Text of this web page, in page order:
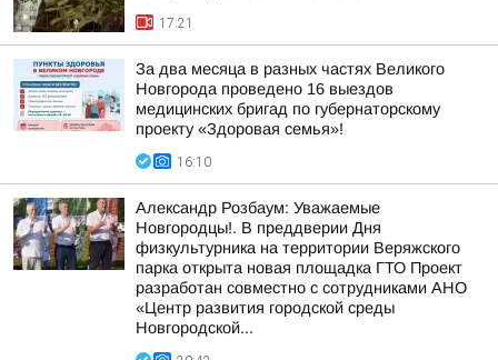
17:21
За два месяца в разных частях Великого
Новгорода проведено 16 выездов
медицинских бригад по губернаторскому
проекту «Здоровая семья»!
16:10
Александр Розбаум: Уважаемые
Новгородцы!. В преддверии Дня
физкультурника на территории Веряжского
парка открыта новая площадка ГТО Проект
разработан совместно с сотрудниками АНО
«Центр развития городской среды
Новгородской...